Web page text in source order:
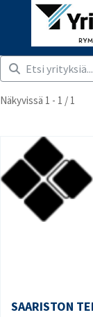
Etsi yrityksiä...
Näkyvissä 1 - 1 / 1
SAARISTON